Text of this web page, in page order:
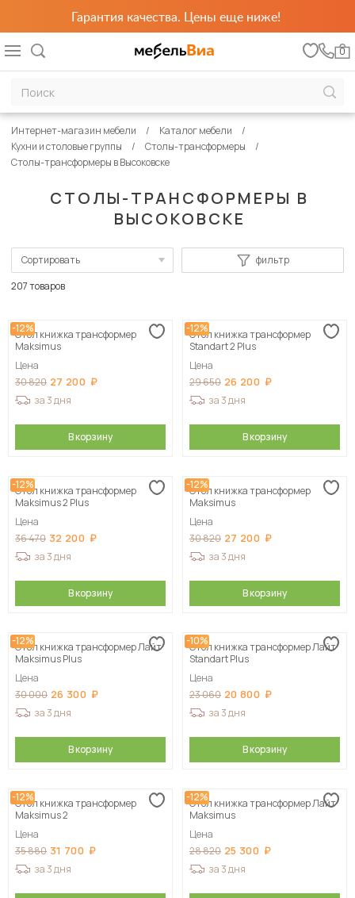
Гарантия качества. Цены еще ниже!
0
СТОЛЫ-ТРАНСФОРМЕРЫ В
ВЫСОКОВСКЕ
Интернет-магазин мебели
Каталог мебели
Кухни и столовые группы
Столы-трансформеры
Столы-трансформеры в Высоковске
Сортировать
Сначала дорогие
фильтр
207 товаров
-12%
Стол книжка трансформер
Maksimus
Цена
30 820 27 200
за 3 дня
В корзину
-12%
Стол книжка трансформер
Standart 2 Plus
Цена
29 650 26 200
за 3 дня
В корзину
-12%
Стол книжка трансформер
Maksimus 2 Plus
Цена
36 470 32 200
за 3 дня
В корзину
-12%
Стол книжка трансформер
Maksimus
Цена
30 820 27 200
за 3 дня
В корзину
-12%
Стол книжка трансформер Лайт
Maksimus Plus
Цена
30 000 26 300
за 3 дня
В корзину
-10%
Стол книжка трансформер Лайт
Standart Plus
Цена
23 060 20 800
за 3 дня
В корзину
-12%
Стол книжка трансформер
Maksimus 2
Цена
35 880 31 700
за 3 дня
-12%
Стол книжка трансформер Лайт
Maksimus
Цена
28 820 25 300
за 3 дня